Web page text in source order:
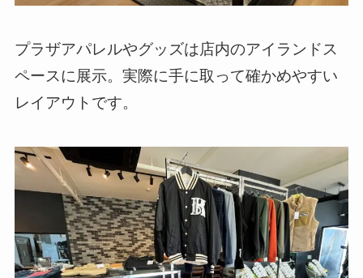
プラザアパレルやグッズは店内のアイランドス
ペースに展示。実際に手に取って確かめやすい
レイアウトです。